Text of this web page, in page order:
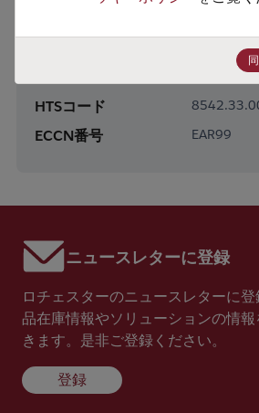
製品カテゴリー
製品サブカテゴリー
HTSコード
ECCN番号 EAR99
ニュースレターに登録
ロチェスターのニュースレターに
品在庫情報やソリューションの情
きます。是非ご登録ください。
登録